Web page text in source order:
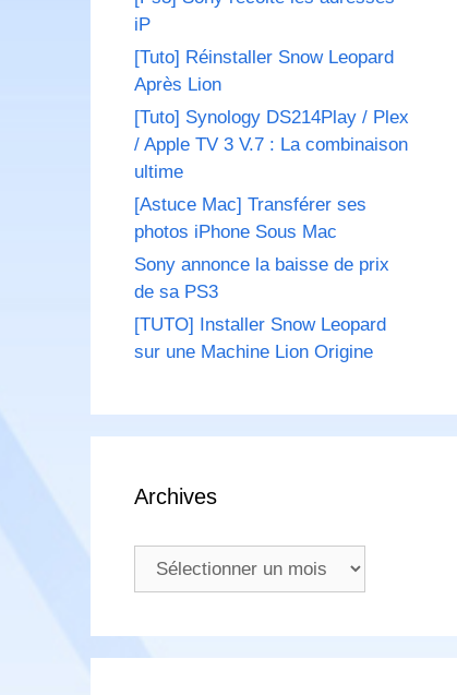
iP
[Tuto] Réinstaller Snow Leopard
Après Lion
[Tuto] Synology DS214Play / Plex
/ Apple TV 3 V.7 : La combinaison
ultime
[Astuce Mac] Transférer ses
photos iPhone Sous Mac
Sony annonce la baisse de prix
de sa PS3
[TUTO] Installer Snow Leopard
sur une Machine Lion Origine
Archives
Archives